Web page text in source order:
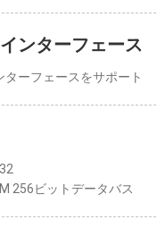
ンターフェース
ターフェースをサポート
256ビットデータバス